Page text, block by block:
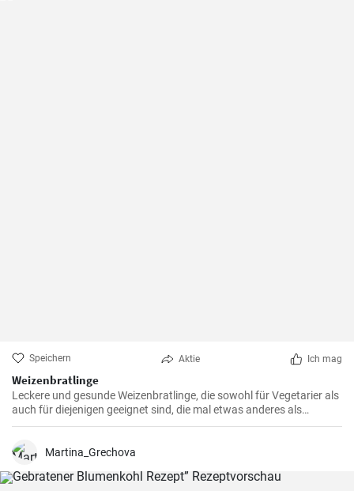
Speichern Aktie Ich mag
Weizenbratlinge
Leckere und gesunde Weizenbratlinge, die sowohl für Vegetarier als
auch für diejenigen geeignet sind, die mal etwas anderes als
normale Fleischbratlinge genießen möchten.
Martina_Grechova